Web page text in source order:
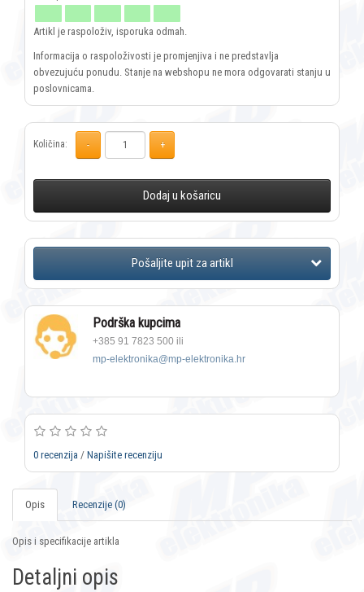
Artikl je raspoloživ, isporuka odmah.
Informacija o raspoloživosti je promjenjiva i ne predstavlja
obvezujuću ponudu. Stanje na webshopu ne mora odgovarati stanju u
poslovnicama.
Količina:
Dodaj u košaricu
Podrška kupcima
+385 91 7823 500 ili
mp-elektronika@mp-elektronika.hr
0 recenzija / Napišite recenziju
Opis Recenzije (0)
Opis i specifikacije artikla
Detaljni opis